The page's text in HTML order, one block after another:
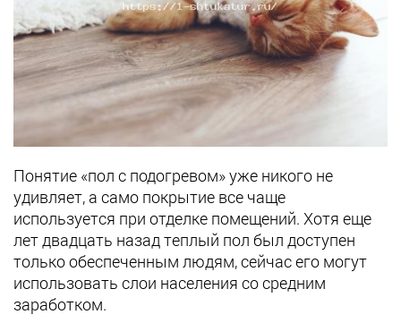
Понятие «пол с подогревом» уже никого не
удивляет, а само покрытие все чаще
используется при отделке помещений. Хотя еще
лет двадцать назад теплый пол был доступен
только обеспеченным людям, сейчас его могут
использовать слои населения со средним
заработком.